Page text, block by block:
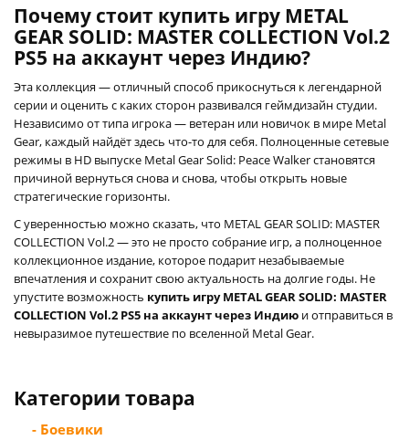
Почему стоит купить игру METAL
GEAR SOLID: MASTER COLLECTION Vol.2
PS5 на аккаунт через Индию?
Эта коллекция — отличный способ прикоснуться к легендарной
серии и оценить с каких сторон развивался геймдизайн студии.
Независимо от типа игрока — ветеран или новичок в мире Metal
Gear, каждый найдёт здесь что-то для себя. Полноценные сетевые
режимы в HD выпуске Metal Gear Solid: Peace Walker становятся
причиной вернуться снова и снова, чтобы открыть новые
стратегические горизонты.
С уверенностью можно сказать, что METAL GEAR SOLID: MASTER
COLLECTION Vol.2 — это не просто собрание игр, а полноценное
коллекционное издание, которое подарит незабываемые
впечатления и сохранит свою актуальность на долгие годы. Не
упустите возможность купить игру METAL GEAR SOLID: MASTER
COLLECTION Vol.2 PS5 на аккаунт через Индию и отправиться в
невыразимое путешествие по вселенной Metal Gear.
Категории товара
- Боевики